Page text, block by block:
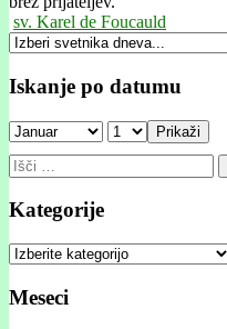
sv. Karel de Foucauld
Iskanje po datumu
Prikaži
Išči:
Kategorije
Kategorije
Meseci